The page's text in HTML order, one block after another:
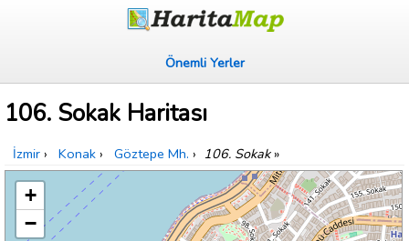
Önemli Yerler
106. Sokak Haritası
İzmir › Konak › Göztepe Mh. › 106. Sokak»
+
−